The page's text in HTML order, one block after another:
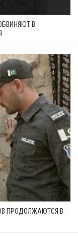
В
ПРОДОЛЖАЮТСЯ В